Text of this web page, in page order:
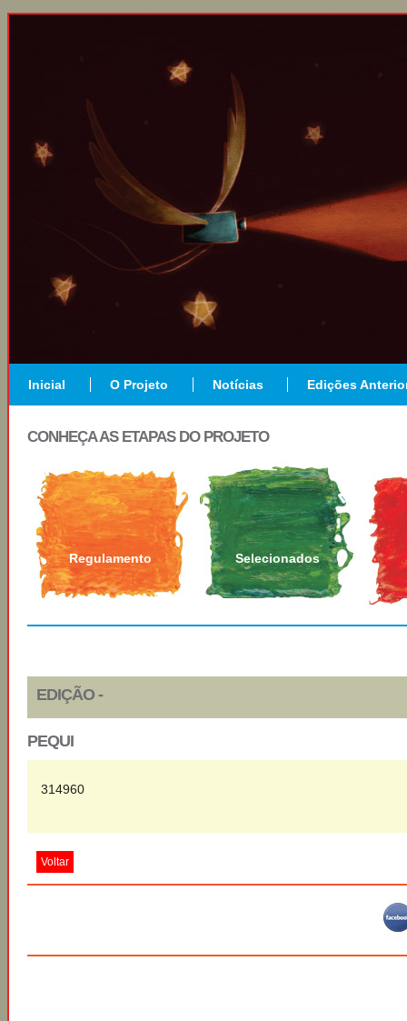
Inicial O Projeto Notícias Edições
CONHEÇA AS ETAPAS DO PROJETO
Regulamento Selecionados
EDIÇÃO -
PEQUI
314960
Voltar